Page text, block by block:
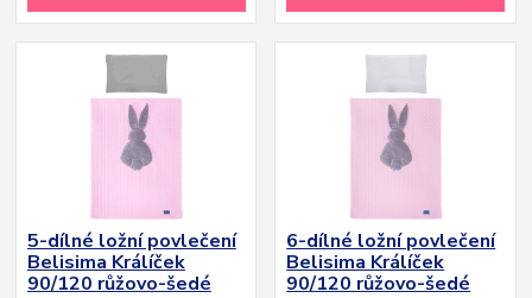
5-dílné ložní povlečení
Belisima Králíček
90/120 růžovo-šedé
6-dílné ložní povlečení
Belisima Králíček
90/120 růžovo-šedé